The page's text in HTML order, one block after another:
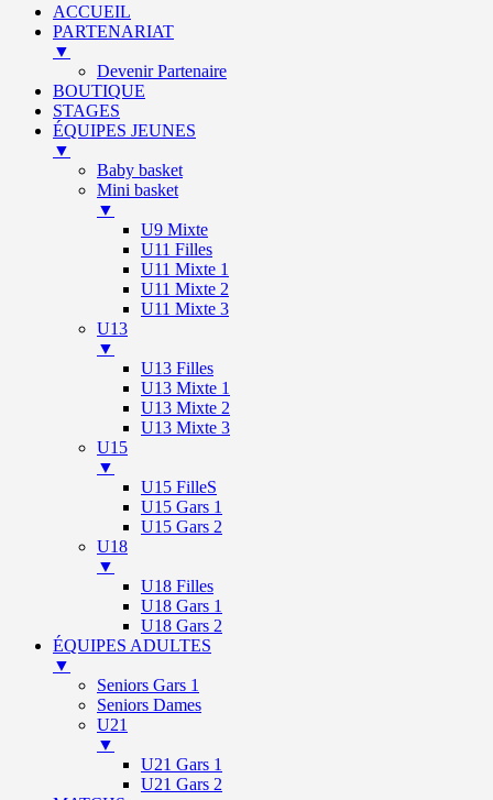
ACCUEIL
PARTENARIAT
▼
Devenir Partenaire
BOUTIQUE
STAGES
ÉQUIPES JEUNES
▼
Baby basket
Mini basket
▼
U9 Mixte
U11 Filles
U11 Mixte 1
U11 Mixte 2
U11 Mixte 3
U13
▼
U13 Filles
U13 Mixte 1
U13 Mixte 2
U13 Mixte 3
U15
▼
U15 FilleS
U15 Gars 1
U15 Gars 2
U18
▼
U18 Filles
U18 Gars 1
U18 Gars 2
ÉQUIPES ADULTES
▼
Seniors Gars 1
Seniors Dames
U21
▼
U21 Gars 1
U21 Gars 2